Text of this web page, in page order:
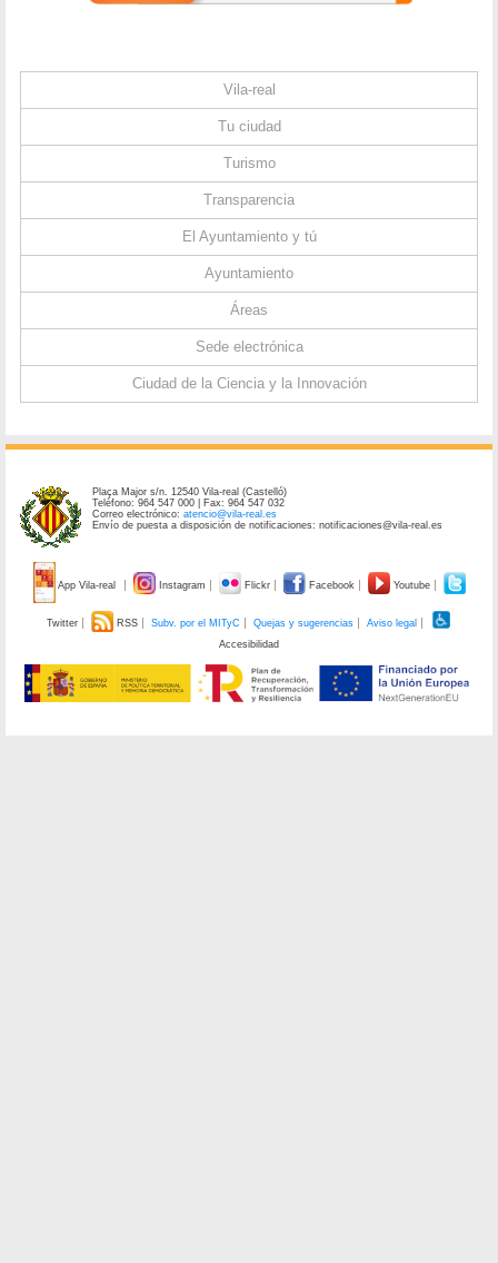
Vila-real
Tu ciudad
Turismo
Transparencia
El Ayuntamiento y tú
Ayuntamiento
Áreas
Sede electrónica
Ciudad de la Ciencia y la Innovación
Plaça Major s/n. 12540 Vila-real (Castelló)
Teléfono: 964 547 000 | Fax: 964 547 032
Correo electrónico:atencio@vila-real.es
Envío de puesta a disposición de notificaciones: notificaciones@vila-real.es
App Vila-real Instagram Flickr Facebook Youtube
Twitter RSS Subv. por el MITyC Quejas y sugerencias
Aviso legal
Accesibilidad